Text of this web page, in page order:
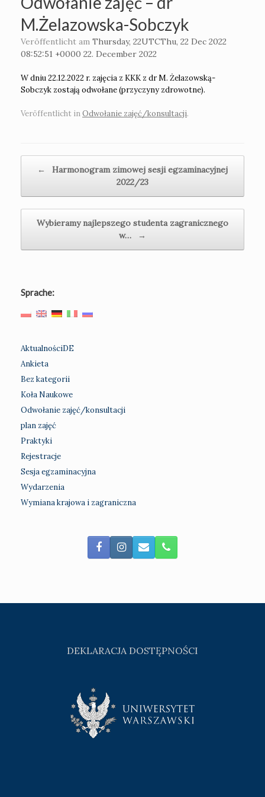
M.Żelazowska-Sobczyk
Veröffentlicht am Thursday, 22UTCThu, 22 Dec 2022
08:52:51 +0000 22. December 2022
W dniu 22.12.2022 r. zajęcia z KKK z dr M. Żelazowską-
Sobczyk zostają odwołane (przyczyny zdrowotne).
Veröffentlicht inOdwołanie zajęć/konsultacji.
←
Harmonogram zimowej sesji egzaminacyjnej
2022/23
Wybieramy najlepszego studenta zagranicznego
w…
→
Sprache:
AktualnościDE
Ankieta
Bez kategorii
Koła Naukowe
Odwołanie zajęć/konsultacji
plan zajęć
Praktyki
Rejestracje
Sesja egzaminacyjna
Wydarzenia
Wymiana krajowa i zagraniczna
DEKLARACJA DOSTĘPNOŚCI